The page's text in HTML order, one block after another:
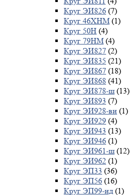
Круг ЭИ826 (7)
Круг 46ХНМ (1)
Круг 50Н (4)
Круг 79НМ (4)
Круг ЭИ827 (2)
Круг ЭИ835 (21)
Круг ЭИ867 (18)
Круг ЭИ868 (41)
Круг ЭИ878-ш (13)
Круг ЭИ893 (7)
Круг ЭИ928-ви (1)
Круг ЭИ929 (4)
Круг ЭИ943 (13)
Круг ЭИ946 (1)
Круг ЭИ961-ш (12)
Круг ЭИ962 (1)
Круг ЭП33 (36)
Круг ЭП56 (16)
Круг ЭП99-ид (1)